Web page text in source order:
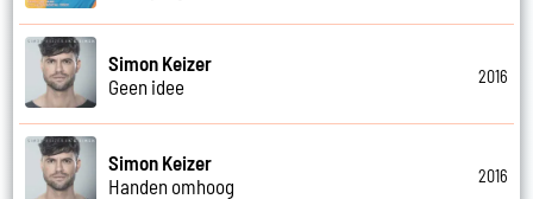
Simon Keizer
Geen idee
2016
Simon Keizer
Handen omhoog
2016